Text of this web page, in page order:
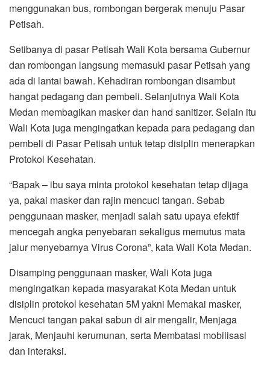
menggunakan bus, rombongan bergerak menuju Pasar
Petisah.
Setibanya di pasar Petisah Wali Kota bersama Gubernur
dan rombongan langsung memasuki pasar Petisah yang
ada di lantai bawah. Kehadiran rombongan disambut
hangat pedagang dan pembeli. Selanjutnya Wali Kota
Medan membagikan masker dan hand sanitizer. Selain itu
Wali Kota juga mengingatkan kepada para pedagang dan
pembeli di Pasar Petisah untuk tetap disiplin menerapkan
Protokol Kesehatan.
“Bapak – ibu saya minta protokol kesehatan tetap dijaga
ya, pakai masker dan rajin mencuci tangan. Sebab
penggunaan masker, menjadi salah satu upaya efektif
mencegah angka penyebaran sekaligus memutus mata
jalur menyebarnya Virus Corona”, kata Wali Kota Medan.
Disamping penggunaan masker, Wali Kota juga
mengingatkan kepada masyarakat Kota Medan untuk
disiplin protokol kesehatan 5M yakni Memakai masker,
Mencuci tangan pakai sabun di air mengalir, Menjaga
jarak, Menjauhi kerumunan, serta Membatasi mobilisasi
dan interaksi.